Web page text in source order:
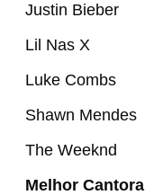
Justin Bieber
Lil Nas X
Luke Combs
Shawn Mendes
The Weeknd
Melhor Cantora